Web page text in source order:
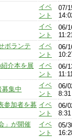
イベ
ント
07/
イベ
ント
06/
ボランテ
イベ
ント
06/
介本を展
イベ
ント
06/
集中
イベ
ント
06/
8:31
参加者を募 イベ
ント
06/
8:31
」が開催
イベ
ント
05/